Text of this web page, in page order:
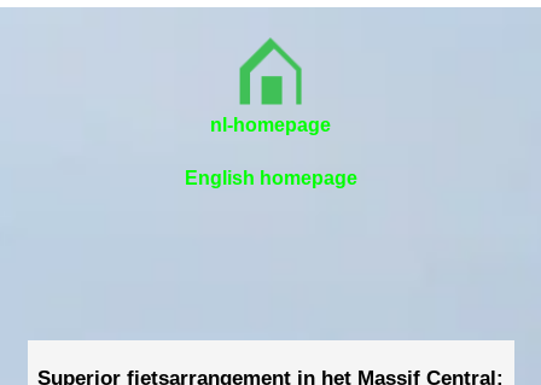
nl-homepage
English homepage
Superior fietsarrangement in het Massif Central: